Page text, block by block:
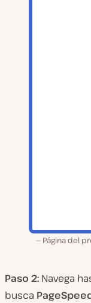
Página del
Paso 2: Navega
busca